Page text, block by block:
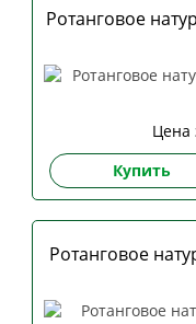
Ротанговое
Цена
Купить
Ротанговое